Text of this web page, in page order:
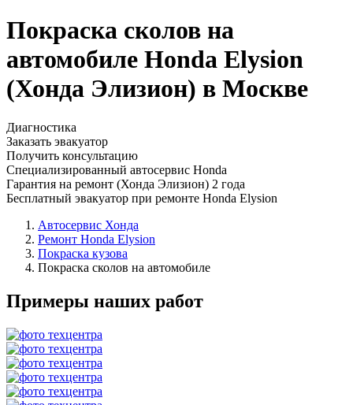
Покраска сколов на
автомобиле Honda Elysion
(Хонда Элизион) в Москве
Диагностика
Заказать эвакуатор
Получить консультацию
Специализированный автосервис Honda
Гарантия на ремонт (Хонда Элизион) 2 года
Бесплатный эвакуатор при ремонте Honda Elysion
Автосервис Хонда
Ремонт Honda Elysion
Покраска кузова
Покраска сколов на автомобиле
Примеры наших работ